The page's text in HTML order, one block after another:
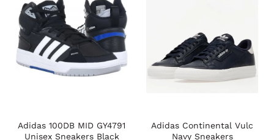
Adidas 100DB MID GY4791
Unisex Sneakers Black
Adidas Continental Vulc
Navy Sneakers